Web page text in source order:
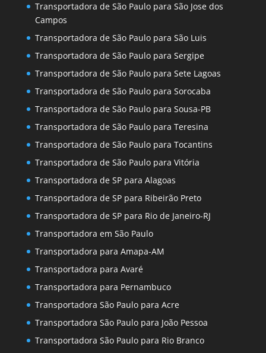
Transportadora de São Paulo para São Jose dos
Campos
Transportadora de São Paulo para São Luis
Transportadora de São Paulo para Sergipe
Transportadora de São Paulo para Sete Lagoas
Transportadora de São Paulo para Sorocaba
Transportadora de São Paulo para Sousa-PB
Transportadora de São Paulo para Teresina
Transportadora de São Paulo para Tocantins
Transportadora de São Paulo para Vitória
Transportadora de SP para Alagoas
Transportadora de SP para Ribeirão Preto
Transportadora de SP para Rio de Janeiro-RJ
Transportadora em São Paulo
Transportadora para Amapa-AM
Transportadora para Avaré
Transportadora para Pernambuco
Transportadora São Paulo para Acre
Transportadora São Paulo para João Pessoa
Transportadora São Paulo para Rio Branco